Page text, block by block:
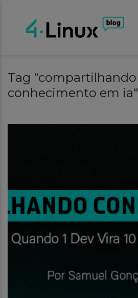
Tag "compartilhando
conhecimento em ia"